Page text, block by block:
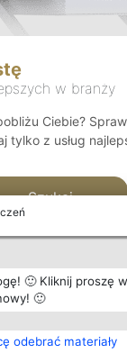
🙂 Kliknij proszę w
🙂
odebrać materiały
w branży
Ciebie?
tylko z usług
Szukaj
Plebiscyt
Laureaci